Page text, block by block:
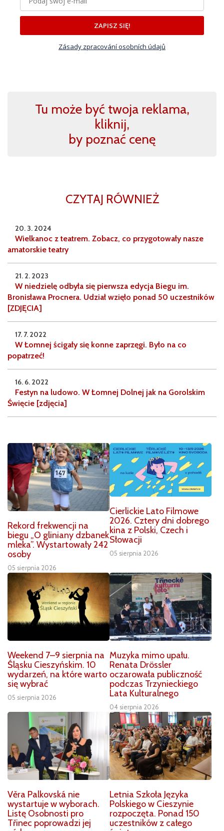
ZAPISZ SIĘ!
Zásady zpracování osobních údajů
Tu może być twoja reklama,
kliknij,
by poznać cenę
CZYTAJ RÓWNIEŻ
20. 3. 2024
Wielkanoc z teatrem. Zobacz, co przygotowały nasze
amatorskie teatry
21. 2. 2023
W niedzielę odbyła się pierwsza edycja Biegu im.
Bronisława Procnera. Udział wzięło ponad 50 uczestników
[ZDJĘCIA]
17. 7. 2022
W Łomnej ścigały się konne zaprzęgi. Było na co
popatrzeć!
16. 6. 2022
Festyn na ludowo. W Łomnej Dolnej jak na Gorolskim
Święcie [zdjęcia]
Rekord frekwencji na
biegu „O gliniany dzbanek
mleka”. Wystartowały 242
osoby
05 sierpnia 2026
Cierlickie Lato Filmowe
2026. Cztery dni dobrego
kina z Polski, Czech i
Słowacji
05 sierpnia 2026
Weekend 7–9 sierpnia na
Śląsku Cieszyńskim. 10
wydarzeń, na które warto
się wybrać
05 sierpnia 2026
Muzyka mimo upału.
Renata Drössler
oczarowała publiczność
podczas Trzynieckiego
Lata Kulturalnego
04 sierpnia 2026
Věra Palkovská nie
wystartuje w wyborach.
Listę Osobnosti pro
Třinec poprowadzi jej
Letnia Szkoła Języka
Polskiego w Cieszynie
rozpoczęta. Ponad 150
uczestników z całego